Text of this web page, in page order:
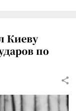
Киеву
по